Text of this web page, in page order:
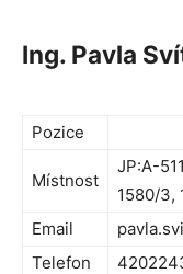
Ing. Pavla
Pozice
Místnost
JP:A-
1580/3,
Email
Telefon